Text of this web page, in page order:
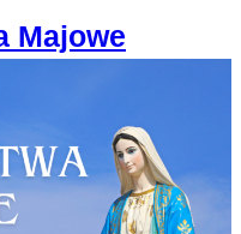
Majowe